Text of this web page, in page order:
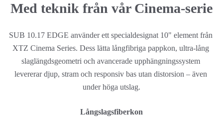
Med teknik från vår Cinema-serie
SUB 10.17 EDGE använder ett specialdesignat 10" element från
XTZ Cinema Series. Dess lätta långfibriga pappkon, ultra-lång
slaglängdsgeometri och avancerade upphängningssystem
levererar djup, stram och responsiv bas utan distorsion – även
under höga utslag.
Långslagsfiberkon